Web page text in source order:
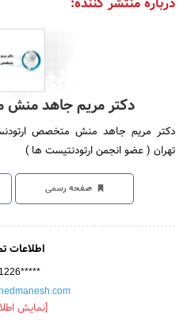
دکتر مریم جاهد
دکتر مریم جاهد منش متخصص
تهران ( عضو انجمن ارتودنتیست ها )
صفحه رسمی
اطلاعات
[نمایش